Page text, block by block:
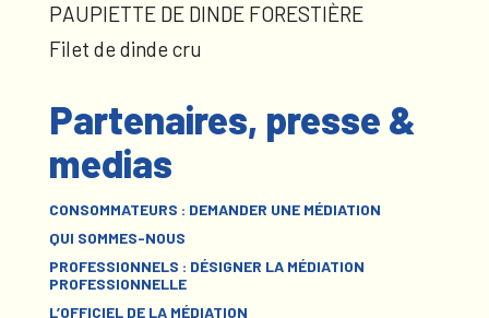
PAUPIETTE DE DINDE FORESTIÈRE
Filet de dinde cru
Partenaires, presse &
medias
CONSOMMATEURS : DEMANDER UNE MÉDIATION
QUI SOMMES-NOUS
PROFESSIONNELS : DÉSIGNER LA MÉDIATION
PROFESSIONNELLE
L’OFFICIEL DE LA MÉDIATION